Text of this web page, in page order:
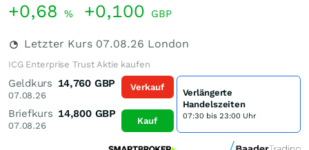
+0,68 % +0,100 GBP
Letzter Kurs 07.08.26 London
ICG Enterprise Trust Aktie kaufen
Geldkurs
07.08.26
14,760 GBP
Briefkurs
07.08.26
14,800 GBP
Verkauf
Kauf
Verlängerte
Handelszeiten
07:30 bis 23:00 Uhr